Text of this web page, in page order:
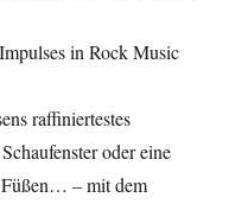
in Rock Music
raffiniertestes
oder eine
– mit dem